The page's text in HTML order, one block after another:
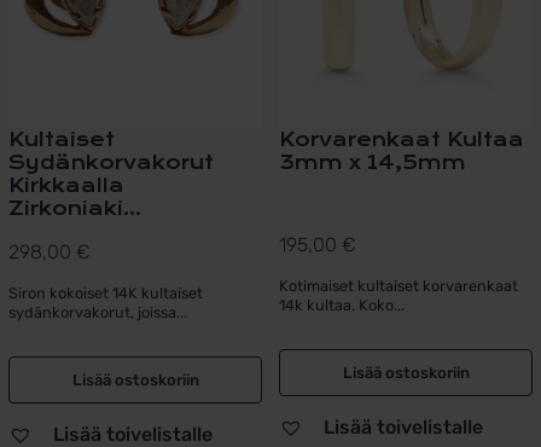
Kultaiset
Sydänkorvakorut
Kirkkaalla
Zirkoniaki...
298,00 €
Siron kokoiset 14K kultaiset
sydänkorvakorut, joissa...
Lisää ostoskoriin
Lisää toivelistalle
Korvarenkaat Kultaa
3mm x 14,5mm
195,00 €
Kotimaiset kultaiset korvarenkaat
14k kultaa. Koko...
Lisää ostoskoriin
Lisää toivelistalle